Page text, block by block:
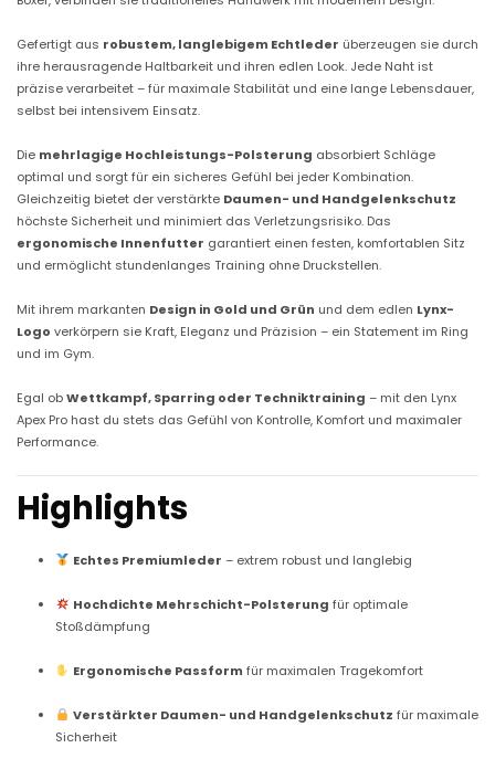
Gefertigt aus robustem, langlebigem Echtleder überzeugen sie durch
ihre herausragende Haltbarkeit und ihren edlen Look. Jede Naht ist
präzise verarbeitet – für maximale Stabilität und eine lange Lebensdauer,
selbst bei intensivem Einsatz.
Die mehrlagige Hochleistungs-Polsterung absorbiert Schläge
optimal und sorgt für ein sicheres Gefühl bei jeder Kombination.
Gleichzeitig bietet der verstärkte Daumen- und Handgelenkschutz
höchste Sicherheit und minimiert das Verletzungsrisiko. Das
ergonomische Innenfutter garantiert einen festen, komfortablen Sitz
und ermöglicht stundenlanges Training ohne Druckstellen.
Mit ihrem markanten Design in Gold und Grün und dem edlen Lynx-
Logo verkörpern sie Kraft, Eleganz und Präzision – ein Statement im Ring
und im Gym.
Egal obWettkampf, Sparring oder Techniktraining – mit den Lynx
Apex Pro hast du stets das Gefühl von Kontrolle, Komfort und maximaler
Performance.
Highlights
Echtes Premiumleder – extrem robust und langlebig
Hochdichte Mehrschicht-Polsterung für optimale
Stoßdämpfung
Ergonomische Passform für maximalen Tragekomfort
Verstärkter Daumen- und Handgelenkschutz für maximale
Sicherheit